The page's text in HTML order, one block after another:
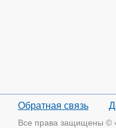
Обратная связь
Все права защищены ©